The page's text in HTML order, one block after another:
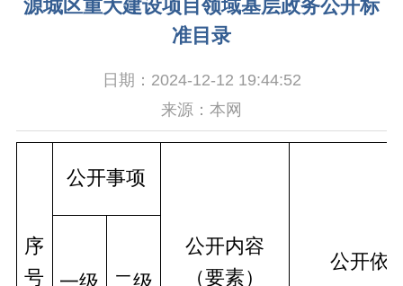
源城区重大建设项目领域基层政务公开标
准目录
日期：2024-12-12 19:44:52
来源：本网
序
号
公开事项
公开内容
（要素）
公开依